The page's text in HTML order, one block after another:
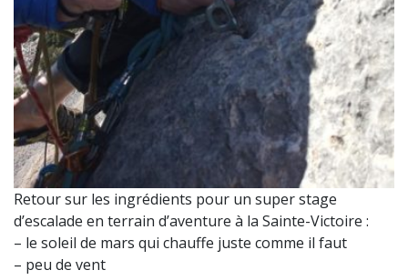
Retour sur les ingrédients pour un super stage
d’escalade en terrain d’aventure à la Sainte-Victoire :
– le soleil de mars qui chauffe juste comme il faut
– peu de vent